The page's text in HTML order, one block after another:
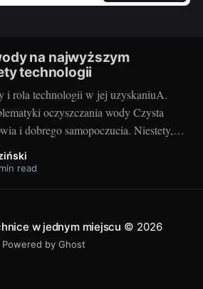
na najwyższym
technologii
i rola technologii w jej uzyskaniuA.
oczyszczania wody Czysta
i dobrego samopoczucia. Niestety,
naturalnego często uniemożliwia
wody źródlanej. Trudno też zawsze
read
w jednym miejscu © 2026
Powered by Ghost